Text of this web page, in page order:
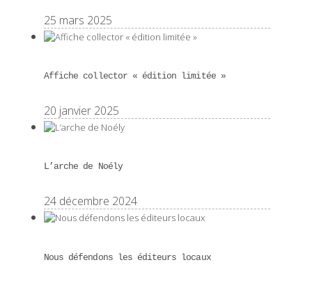
25 mars 2025
Affiche collector « édition limitée »
20 janvier 2025
L’arche de Noély
24 décembre 2024
Nous défendons les éditeurs locaux